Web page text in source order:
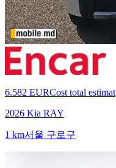
6.582 EURCost total estimat
2026 Kia RAY
1 km서울 구로구